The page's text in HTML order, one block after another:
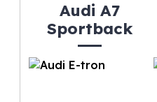
Audi A7
Sportback